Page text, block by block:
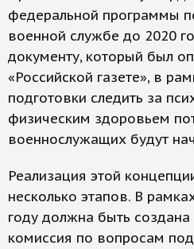
федеральной программы
военной службе до 2020
документу, который был
«Российской газете», в
подготовки следить за
физическим здоровьем
военнослужащих будут
Реализация этой
несколько этапов. В
году должна быть
комиссия по вопросам